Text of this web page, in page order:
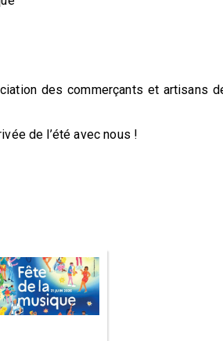
des commerçants et artisans
de l’été avec nous !